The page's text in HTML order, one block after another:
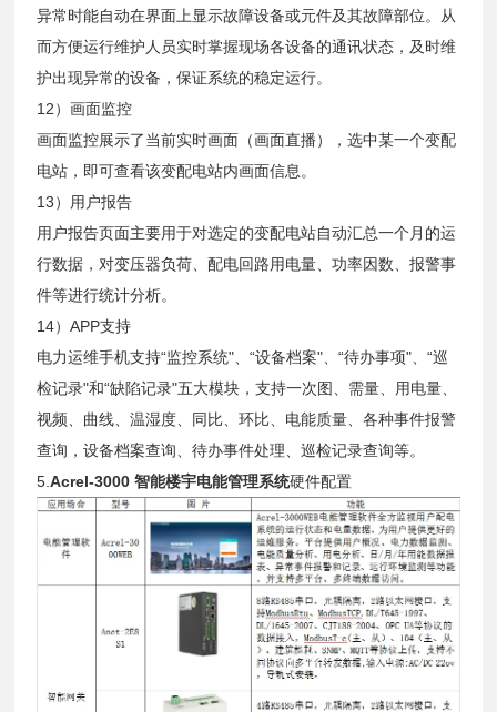
异常时能自动在界面上显示故障设备或元件及其故障部位。从
而方便运行维护人员实时掌握现场各设备的通讯状态，及时维
护出现异常的设备，保证系统的稳定运行。
12）画面监控
画面监控展示了当前实时画面（画面直播），选中某一个变配
电站，即可查看该变配电站内画面信息。
13）用户报告
用户报告页面主要用于对选定的变配电站自动汇总一个月的运
行数据，对变压器负荷、配电回路用电量、功率因数、报警事
件等进行统计分析。
14）APP支持
电力运维手机支持“监控系统"、“设备档案"、“待办事项"、“巡
检记录"和“缺陷记录"五大模块，支持一次图、需量、用电量、
视频、曲线、温湿度、同比、环比、电能质量、各种事件报警
查询，设备档案查询、待办事件处理、巡检记录查询等。
5.Acrel-3000 智能楼宇电能管理系统硬件配置